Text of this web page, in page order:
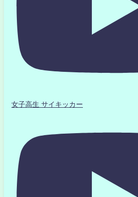
女子高生 サイキッカー